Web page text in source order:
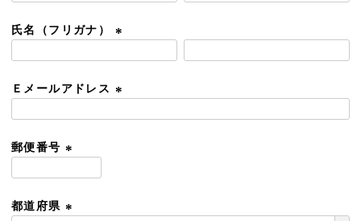
須
氏名（フリガナ）
須
Ｅメールアドレス
郵便番号
須
都道府県